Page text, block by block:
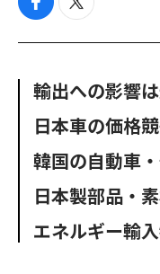
f
c
o
k
t
i
e
輸出への影響
日本車の価格
韓国の自動車
日本製部品・
エネルギー輸